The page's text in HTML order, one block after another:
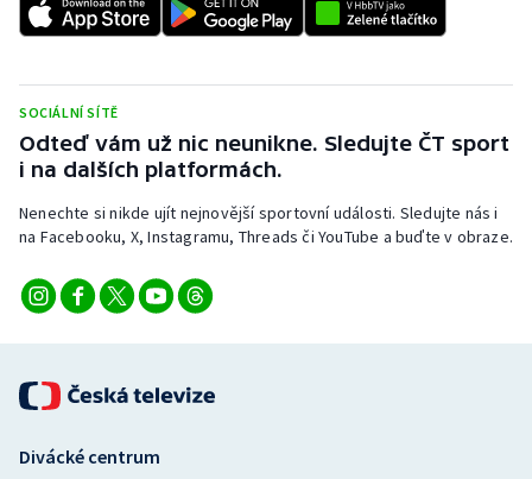
SOCIÁLNÍ SÍTĚ
Odteď vám už nic neunikne. Sledujte ČT sport
i na dalších platformách.
Nenechte si nikde ujít nejnovější sportovní události. Sledujte nás i
na Facebooku, X, Instagramu, Threads či YouTube a buďte v obraze.
Divácké centrum